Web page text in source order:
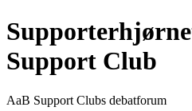
Support Club
AaB Support Clubs debatforum